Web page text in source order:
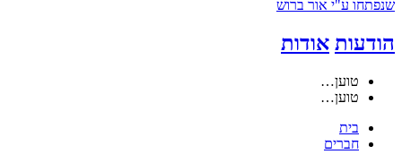
שנפתחו ע"י אור ברוש
הודעות אודות
טוען…
טוען…
בית
חברים